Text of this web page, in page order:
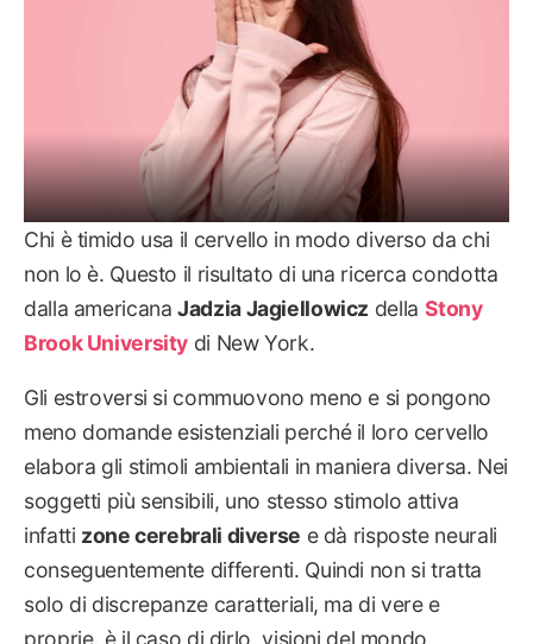
Chi è timido usa il cervello in modo diverso da chi
non lo è. Questo il risultato di una ricerca condotta
dalla americanaJadzia Jagiellowicz della Stony
Brook University di New York.
Gli estroversi si commuovono meno e si pongono
meno domande esistenziali perché il loro cervello
elabora gli stimoli ambientali in maniera diversa. Nei
soggetti più sensibili, uno stesso stimolo attiva
infatti zone cerebrali diverse e dà risposte neurali
conseguentemente differenti. Quindi non si tratta
solo di discrepanze caratteriali, ma di vere e